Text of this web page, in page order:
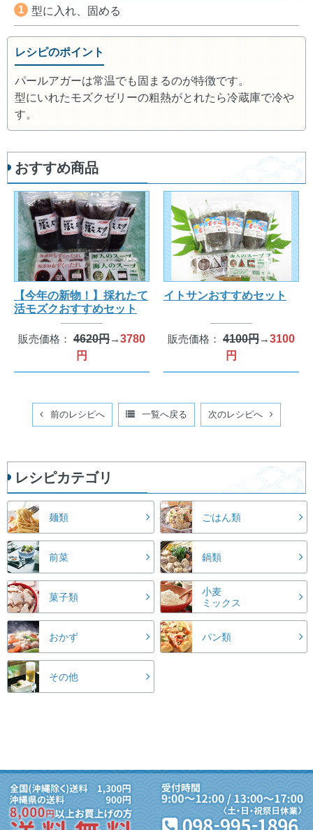
1 型に入れ、固める
レシピのポイント
パールアガーは常温でも固まるのが特徴です。
型にいれたモズクゼリーの粗熱がとれたら冷蔵庫で冷や
す。
おすすめ商品
【今年の新物！】採れたて
活モズクおすすめセット
販売価格： 4620円→3780
円
イトサンおすすめセット
販売価格： 4100円→3100
円
前のレシピへ 一覧へ戻る 次のレシピへ
レシピカテゴリ
麺類 ごはん類
前菜 鍋類
菓子類
小麦
ミックス
おかず パン類
その他